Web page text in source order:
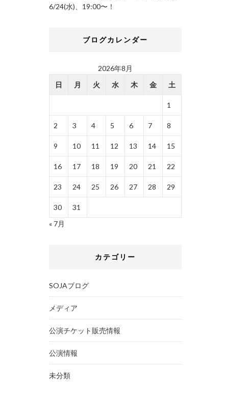
6/24(水)、19:00〜！
ブログカレンダー
2026年8月
日
月 火 水 木 金 土
1
2 3 4 5 6 7 8
9 10 11 12 13 14 15
16 17 18 19 20 21 22
23 24 25 26 27 28 29
30
31
« 7月
カテゴリー
SOJAブログ
メディア
公演チケット販売情報
公演情報
未分類